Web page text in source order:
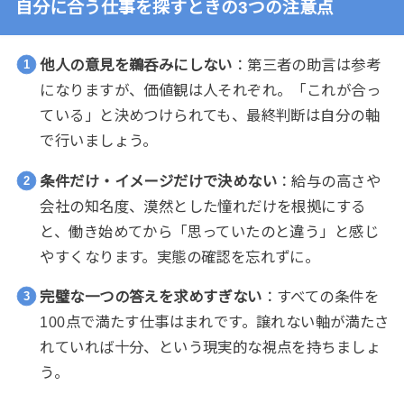
自分に合う仕事を探すときの3つの注意点
他人の意見を鵜呑みにしない ：第三者の助言は参考
になりますが、価値観は人それぞれ。「これが合っ
ている」と決めつけられても、最終判断は自分の軸
で行いましょう。
条件だけ・イメージだけで決めない ：給与の高さや
会社の知名度、漠然とした憧れだけを根拠にする
と、働き始めてから「思っていたのと違う」と感じ
やすくなります。実態の確認を忘れずに。
完璧な一つの答えを求めすぎない ：すべての条件を
100点で満たす仕事はまれです。譲れない軸が満たさ
れていれば十分、という現実的な視点を持ちましょ
う。